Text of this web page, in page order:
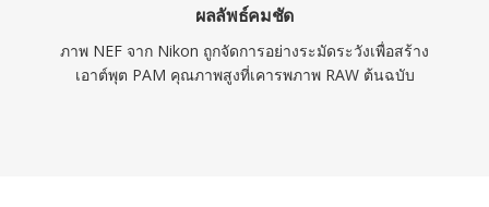
ผลลัพธ์คมชัด
ภาพ NEF จาก Nikon ถูกจัดการอย่างระมัดระวังเพื่อสร้าง
เอาต์พุต PAM คุณภาพสูงที่เคารพภาพ RAW ต้นฉบับ